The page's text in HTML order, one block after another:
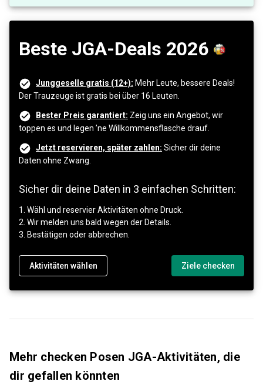
Beste JGA-Deals 2026
Junggeselle gratis (12+): Mehr Leute, bessere Deals!
Der Trauzeuge ist gratis bei über 16 Leuten.
Bester Preis garantiert: Zeig uns ein Angebot, wir
toppen es und legen ’ne Willkommensflasche drauf.
Jetzt reservieren, später zahlen: Sicher dir deine
Daten ohne Zwang.
Sicher dir deine Daten in 3 einfachen Schritten:
1. Wähl und reservier Aktivitäten ohne Druck.
2. Wir melden uns bald wegen der Details.
3. Bestätigen oder abbrechen.
Aktivitäten wählen Ziele checken
Mehr checken Posen JGA-Aktivitäten, die
dir gefallen könnten